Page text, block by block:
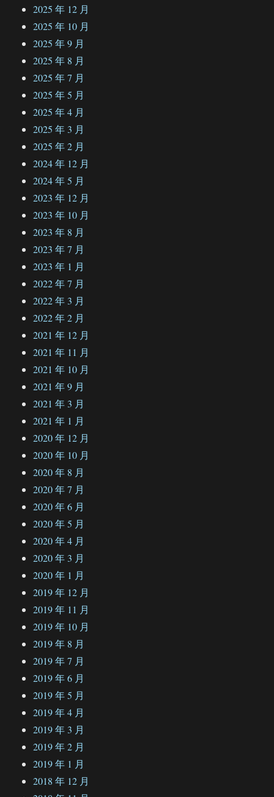
2025 年 12 月
2025 年 10 月
2025 年 9 月
2025 年 8 月
2025 年 7 月
2025 年 5 月
2025 年 4 月
2025 年 3 月
2025 年 2 月
2024 年 12 月
2024 年 5 月
2023 年 12 月
2023 年 10 月
2023 年 8 月
2023 年 7 月
2023 年 1 月
2022 年 7 月
2022 年 3 月
2022 年 2 月
2021 年 12 月
2021 年 11 月
2021 年 10 月
2021 年 9 月
2021 年 3 月
2021 年 1 月
2020 年 12 月
2020 年 10 月
2020 年 8 月
2020 年 7 月
2020 年 6 月
2020 年 5 月
2020 年 4 月
2020 年 3 月
2020 年 1 月
2019 年 12 月
2019 年 11 月
2019 年 10 月
2019 年 8 月
2019 年 7 月
2019 年 6 月
2019 年 5 月
2019 年 4 月
2019 年 3 月
2019 年 2 月
2019 年 1 月
2018 年 12 月